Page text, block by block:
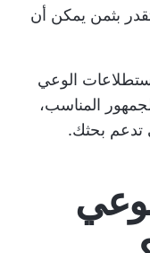
بثمن يمكن أن
الوعي
المناسب،
تدعم بحثك.